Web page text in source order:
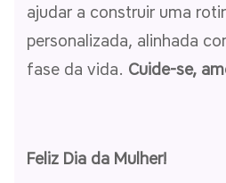
ajudar a construir uma
personalizada, alinhada
fase da vida. Cuide-se,
Feliz Dia da Mulher!